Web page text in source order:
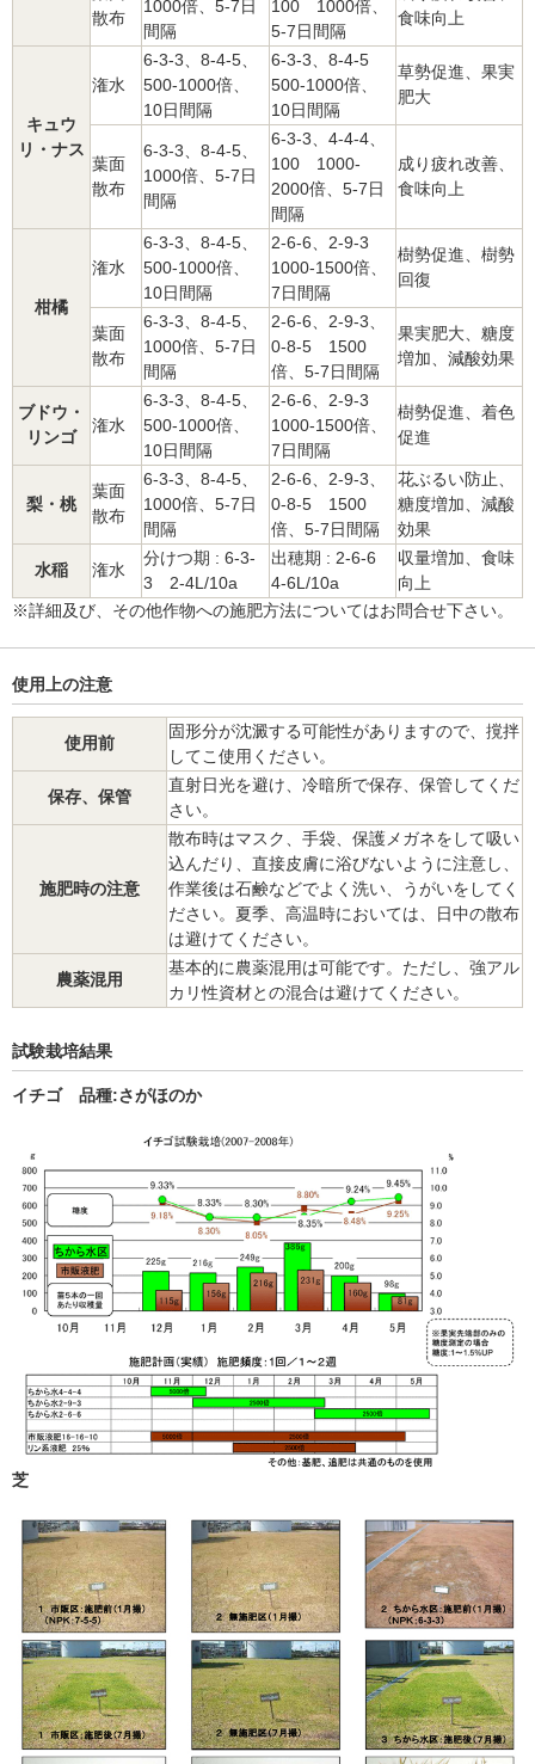
散布
1000倍、5-7日
間隔
100 1000倍、
5-7日間隔
食味向上
キュウ
リ・ナス
潅水
6-3-3、8-4-5、
500-1000倍、
10日間隔
6-3-3、8-4-5
500-1000倍、
10日間隔
草勢促進、果実
肥大
葉面
散布
6-3-3、8-4-5、
1000倍、5-7日
間隔
6-3-3、4-4-4、
100 1000-
2000倍、5-7日
間隔
成り疲れ改善、
食味向上
柑橘
潅水
6-3-3、8-4-5、
500-1000倍、
10日間隔
2-6-6、2-9-3
1000-1500倍、
7日間隔
樹勢促進、樹勢
回復
葉面
散布
6-3-3、8-4-5、
1000倍、5-7日
間隔
2-6-6、2-9-3、
0-8-5 1500
倍、5-7日間隔
果実肥大、糖度
増加、減酸効果
ブドウ・
リンゴ
潅水
6-3-3、8-4-5、
500-1000倍、
10日間隔
2-6-6、2-9-3
1000-1500倍、
7日間隔
樹勢促進、着色
促進
梨・桃
葉面
散布
6-3-3、8-4-5、
1000倍、5-7日
間隔
2-6-6、2-9-3、
0-8-5 1500
倍、5-7日間隔
花ぶるい防止、
糖度増加、減酸
効果
水稲 潅水
分けつ期 : 6-3-
3 2-4L/10a
出穂期 : 2-6-6
4-6L/10a
収量増加、食味
向上
※詳細及び、その他作物への施肥方法についてはお問合せ下さい。
使用上の注意
使用前
固形分が沈澱する可能性がありますので、撹拌
してこ使用ください。
保存、保管
直射日光を避け、冷暗所で保存、保管してくだ
さい。
施肥時の注意
散布時はマスク、手袋、保護メガネをして吸い
込んだり、直接皮膚に浴びないように注意し、
作業後は石鹸などでよく洗い、うがいをしてく
ださい。夏季、高温時においては、日中の散布
は避けてください。
農薬混用
基本的に農薬混用は可能です。ただし、強アル
カリ性資材との混合は避けてください。
試験栽培結果
イチゴ 品種:さがほのか
芝